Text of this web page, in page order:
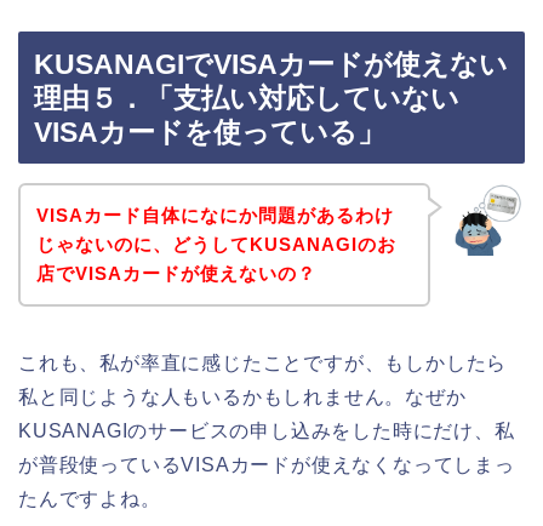
KUSANAGIでVISAカードが使えない
理由５．「支払い対応していない
VISAカードを使っている」
VISAカード自体になにか問題があるわけ
じゃないのに、どうしてKUSANAGIのお
店でVISAカードが使えないの？
これも、私が率直に感じたことですが、もしかしたら
私と同じような人もいるかもしれません。なぜか
KUSANAGIのサービスの申し込みをした時にだけ、私
が普段使っているVISAカードが使えなくなってしまっ
たんですよね。